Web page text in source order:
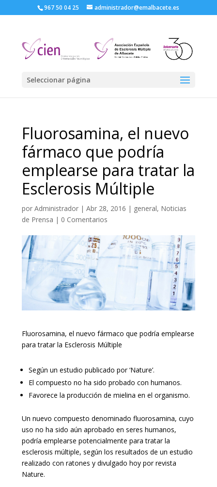
967 50 04 25 administrador@emalbacete.es
Seleccionar página
Fluorosamina, el nuevo
fármaco que podría
emplearse para tratar la
Esclerosis Múltiple
por Administrador| Abr 28, 2016 | general, Noticias
de Prensa | 0 Comentarios
Fluorosamina, el nuevo fármaco que podría emplearse
para tratar la Esclerosis Múltiple
Según un estudio publicado por ‘Nature’.
El compuesto no ha sido probado con humanos.
Favorece la producción de mielina en el organismo.
Un nuevo compuesto denominado fluorosamina, cuyo
uso no ha sido aún aprobado en seres humanos,
podría emplearse potencialmente para tratar la
esclerosis múltiple, según los resultados de un estudio
realizado con ratones y divulgado hoy por revista
Nature.